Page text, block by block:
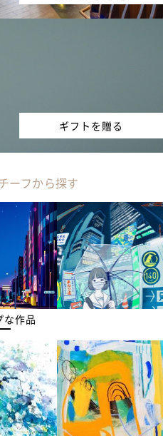
ギフトを贈る
ーフから探す
な作品